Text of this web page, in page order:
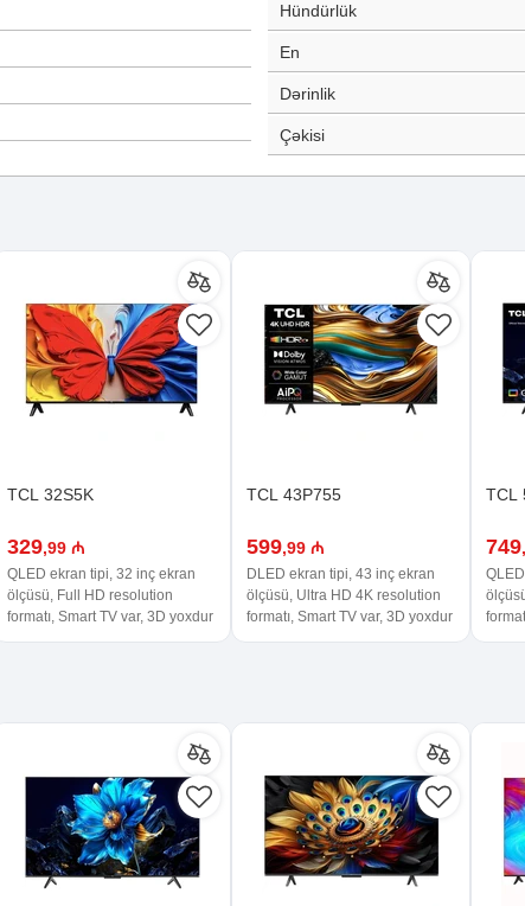
Hündürlük
En
Dərinlik
Çəkisi
TCL 32S5K
329,99 ₼
QLED ekran tipi, 32 inç ekran
ölçüsü, Full HD resolution
formatı, Smart TV var, 3D yoxdur
TCL 43P755
599,99 ₼
DLED ekran tipi, 43 inç ekran
ölçüsü, Ultra HD 4K resolution
formatı, Smart TV var, 3D yoxdur
TCL
749